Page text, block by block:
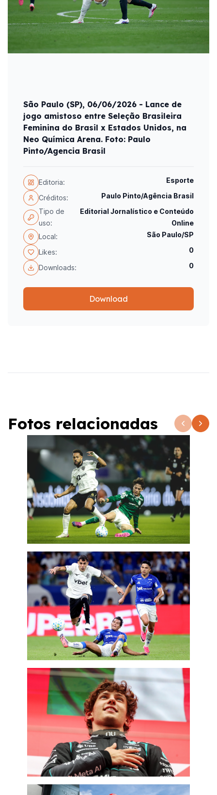
São Paulo (SP), 06/06/2026 - Lance de
jogo amistoso entre Seleção Brasileira
Feminina do Brasil x Estados Unidos, na
Neo Química Arena. Foto: Paulo
Pinto/Agencia Brasil
Editoria: Esporte
Créditos:
Paulo Pinto/Agência Brasil
Tipo de
uso:
Editorial Jornalístico e Conteúdo
Online
Local:
São Paulo/SP
Likes: 0
Downloads: 0
Download
Fotos relacionadas